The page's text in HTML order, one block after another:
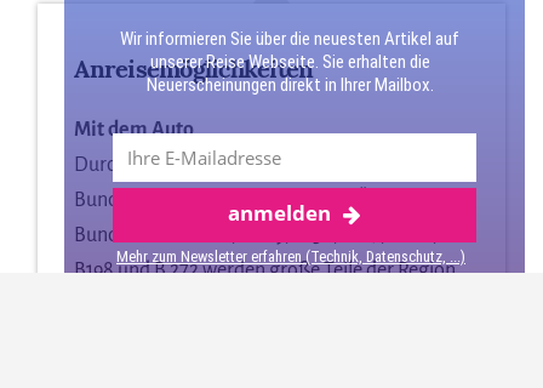
Anreisemöglichkeiten
Mit dem Auto
Durch den Landkreis verläufen die
Bundesautobahnen A 10 und A 11. Über die
Bundesstraßen B 2, B 109, B158, B167, B 168,
B198 und B 272 werden große Teile der Region
Wir informieren Sie über die neuesten Artikel auf
unserer Reise Webseite. Sie erhalten die
Neuerscheinungen direkt in Ihrer Mailbox.
anmelden
Mehr zum Newsletter erfahren (Technik, Datenschutz, ...)